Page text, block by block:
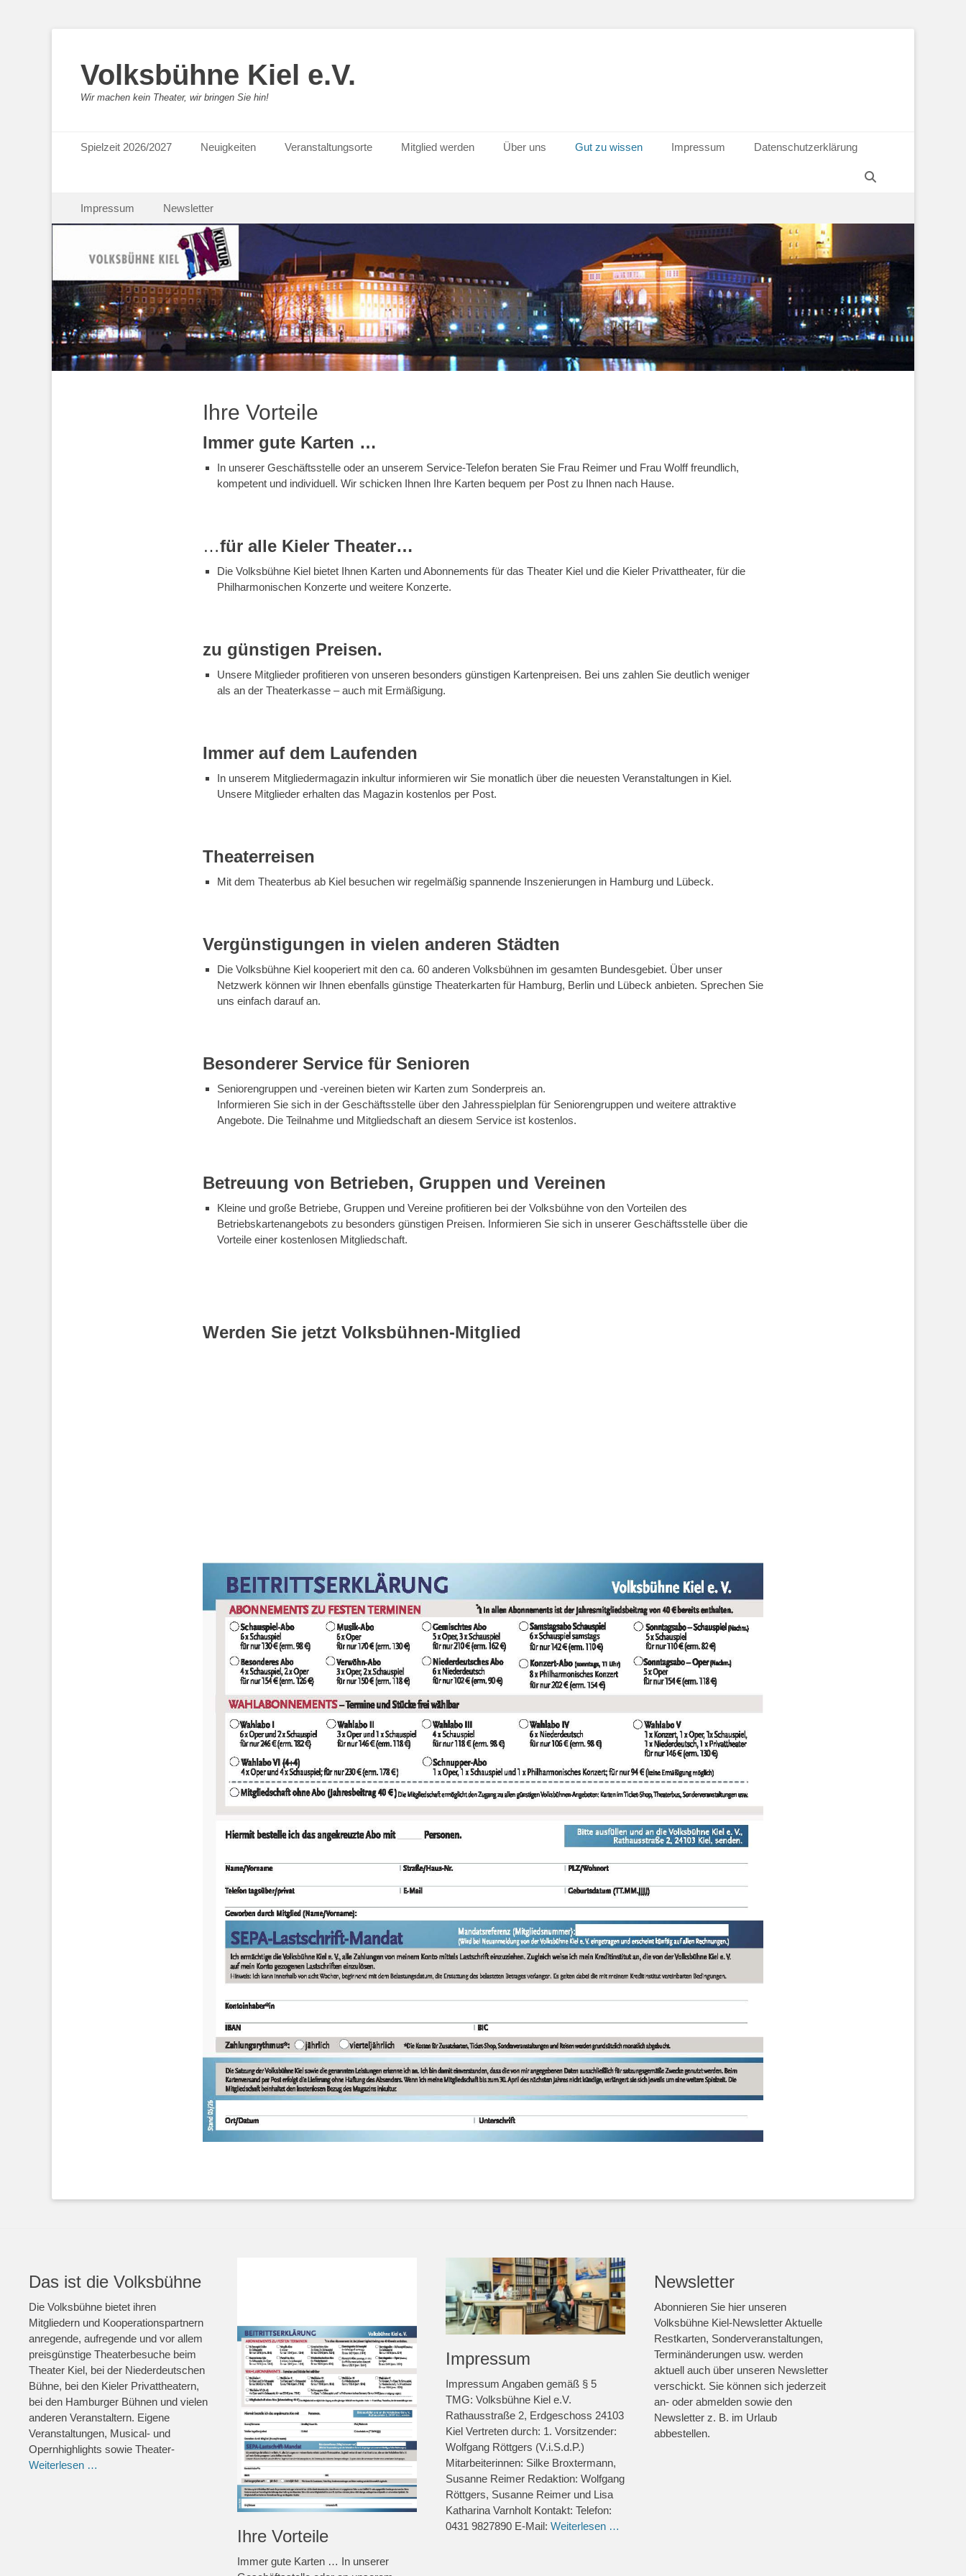
Volksbühne Kiel e.V.
Wir machen kein Theater, wir bringen Sie hin!
Primäres Menü
Inhalt
Spielzeit 2026/2027 Neuigkeiten Veranstaltungsorte Mitglied werden Über uns Gut zu wissen Impressum
Datenschutzerklärung
Sekundäres Menü
Inhalt
Impressum Newsletter
Ihre Vorteile
Immer gute Karten …
In unserer Geschäftsstelle oder an unserem Service-Telefon beraten Sie Frau Reimer und Frau Wolff freundlich,
kompetent und individuell. Wir schicken Ihnen Ihre Karten bequem per Post zu Ihnen nach Hause.
…für alle Kieler Theater…
Die Volksbühne Kiel bietet Ihnen Karten und Abonnements für das Theater Kiel und die Kieler Privattheater, für die
Philharmonischen Konzerte und weitere Konzerte.
zu günstigen Preisen.
Unsere Mitglieder profitieren von unseren besonders günstigen Kartenpreisen. Bei uns zahlen Sie deutlich weniger
als an der Theaterkasse – auch mit Ermäßigung.
Immer auf dem Laufenden
In unserem Mitgliedermagazin inkultur informieren wir Sie monatlich über die neuesten Veranstaltungen in Kiel.
Unsere Mitglieder erhalten das Magazin kostenlos per Post.
Theaterreisen
Mit dem Theaterbus ab Kiel besuchen wir regelmäßig spannende Inszenierungen in Hamburg und Lübeck.
Vergünstigungen in vielen anderen Städten
Die Volksbühne Kiel kooperiert mit den ca. 60 anderen Volksbühnen im gesamten Bundesgebiet. Über unser
Netzwerk können wir Ihnen ebenfalls günstige Theaterkarten für Hamburg, Berlin und Lübeck anbieten. Sprechen Sie
uns einfach darauf an.
Besonderer Service für Senioren
Seniorengruppen und -vereinen bieten wir Karten zum Sonderpreis an.
Informieren Sie sich in der Geschäftsstelle über den Jahresspielplan für Seniorengruppen und weitere attraktive
Angebote. Die Teilnahme und Mitgliedschaft an diesem Service ist kostenlos.
Betreuung von Betrieben, Gruppen und Vereinen
Kleine und große Betriebe, Gruppen und Vereine profitieren bei der Volksbühne von den Vorteilen des
Betriebskartenangebots zu besonders günstigen Preisen. Informieren Sie sich in unserer Geschäftsstelle über die
Vorteile einer kostenlosen Mitgliedschaft.
Werden Sie jetzt Volksbühnen-Mitglied
Das ist die Volksbühne
Die Volksbühne bietet ihren
Mitgliedern und Kooperationspartnern
anregende, aufregende und vor allem
preisgünstige Theaterbesuche beim
Theater Kiel, bei der Niederdeutschen
Bühne, bei den Kieler Privattheatern,
bei den Hamburger Bühnen und vielen
anderen Veranstaltern. Eigene
Veranstaltungen, Musical- und
Opernhighlights sowie Theater-
Weiterlesen …
Ihre Vorteile
Immer gute Karten … In unserer
Impressum
Impressum Angaben gemäß § 5
TMG: Volksbühne Kiel e.V.
Rathausstraße 2, Erdgeschoss 24103
Kiel Vertreten durch: 1. Vorsitzender:
Wolfgang Röttgers (V.i.S.d.P.)
Mitarbeiterinnen: Silke Broxtermann,
Susanne Reimer Redaktion: Wolfgang
Röttgers, Susanne Reimer und Lisa
Katharina Varnholt Kontakt: Telefon:
0431 9827890 E-Mail: Weiterlesen …
Newsletter
Abonnieren Sie hier unseren
Volksbühne Kiel-Newsletter Aktuelle
Restkarten, Sonderveranstaltungen,
Terminänderungen usw. werden
aktuell auch über unseren Newsletter
verschickt. Sie können sich jederzeit
an- oder abmelden sowie den
Newsletter z. B. im Urlaub
abbestellen.